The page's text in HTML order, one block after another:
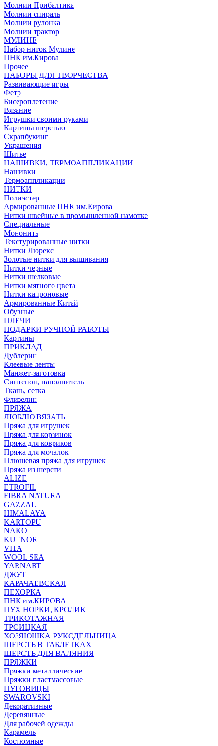
Молнии Прибалтика
Молнии спираль
Молнии рулонка
Молнии трактор
МУЛИНЕ
Набор ниток Мулине
ПНК им.Кирова
Прочее
НАБОРЫ ДЛЯ ТВОРЧЕСТВА
Развивающие игры
Фетр
Бисероплетение
Вязание
Игрушки своими руками
Картины шерстью
Скрапбукинг
Украшения
Шитье
НАШИВКИ, ТЕРМОАППЛИКАЦИИ
Нашивки
Термоаппликации
НИТКИ
Полиэстер
Армированные ПНК им.Кирова
Нитки швейные в промышленной намотке
Специальные
Мононить
Текстурированные нитки
Нитки Люрекс
Золотые нитки для вышивания
Нитки черные
Нитки шелковые
Нитки мятного цвета
Нитки капроновые
Армированные Китай
Обувные
ПЛЕЧИ
ПОДАРКИ РУЧНОЙ РАБОТЫ
Картины
ПРИКЛАД
Дублерин
Клеевые ленты
Манжет-заготовка
Синтепон, наполнитель
Ткань, сетка
Флизелин
ПРЯЖА
ЛЮБЛЮ ВЯЗАТЬ
Пряжа для игрушек
Пряжа для корзинок
Пряжа для ковриков
Пряжа для мочалок
Плюшевая пряжа для игрушек
Пряжа из шерсти
ALIZE
ETROFIL
FIBRA NATURA
GAZZAL
HIMALAYA
KARTOPU
NAKO
KUTNOR
VITA
WOOL SEA
YARNART
ДЖУТ
КАРАЧАЕВСКАЯ
ПЕХОРКА
ПНК им.КИРОВА
ПУХ НОРКИ, КРОЛИК
ТРИКОТАЖНАЯ
ТРОИЦКАЯ
ХОЗЯЮШКА-РУКОДЕЛЬНИЦА
ШЕРСТЬ В ТАБЛЕТКАХ
ШЕРСТЬ ДЛЯ ВАЛЯНИЯ
ПРЯЖКИ
Пряжки металлические
Пряжки пластмассовые
ПУГОВИЦЫ
SWAROVSKI
Декоративные
Деревянные
Для рабочей одежды
Карамель
Костюмные